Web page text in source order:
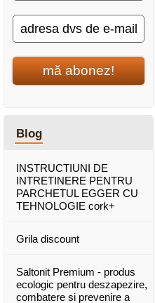
mă abonez!
Blog
INSTRUCTIUNI DE
INTRETINERE PENTRU
PARCHETUL EGGER CU
TEHNOLOGIE cork+
Grila discount
Saltonit Premium - produs
ecologic pentru deszapezire,
combatere si prevenire a